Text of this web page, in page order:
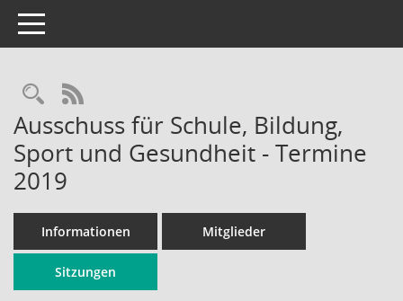
Toggle navigation
Rechercheauswahl
RSS-Feed
Ausschuss für Schule, Bildung,
Sport und Gesundheit - Termine
2019
Informationen Mitglieder
Sitzungen